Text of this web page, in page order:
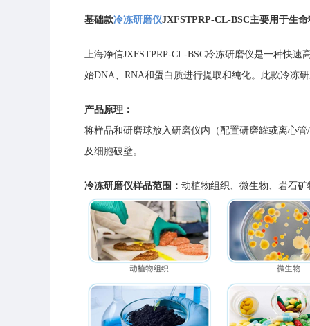
基础款冷冻研磨仪JXFSTPRP-CL-BSC主要用于生
上海净信JXFSTPRP-CL-BSC冷冻研磨仪是一种快
始DNA、RNA和蛋白质进行提取和纯化。此款冷冻
产品原理：
将样品和研磨球放入研磨仪内（配置研磨罐或离心
及细胞破壁。
冷冻研磨仪样品范围： 动植物组织、微生物、岩石